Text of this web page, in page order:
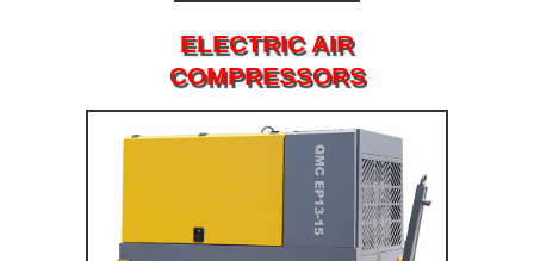
ELECTRIC AIR
COMPRESSORS